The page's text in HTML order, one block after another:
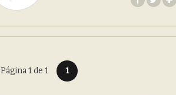
Página 1 de 1 1